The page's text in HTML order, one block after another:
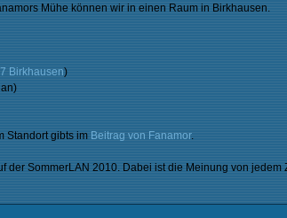
Mühe können wir in einen Raum in Birkhausen.
Birkhausen)
Standort gibts im Beitrag von Fanamor.
der SommerLAN 2010. Dabei ist die Meinung von